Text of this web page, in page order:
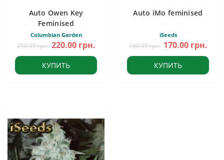
Auto Owen Key
Feminised
Columbian Garden
250.00 грн. 220.00 грн.
КУПИТЬ
Auto iMo feminised
iSeeds
180.00 грн. 170.00 грн.
КУПИТЬ